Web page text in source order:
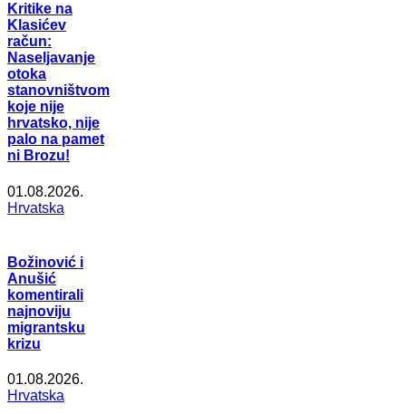
Kritike na
Klasićev
račun:
Naseljavanje
otoka
stanovništvom
koje nije
hrvatsko, nije
palo na pamet
ni Brozu!
01.08.2026.
Hrvatska
Božinović i
Anušić
komentirali
najnoviju
migrantsku
krizu
01.08.2026.
Hrvatska